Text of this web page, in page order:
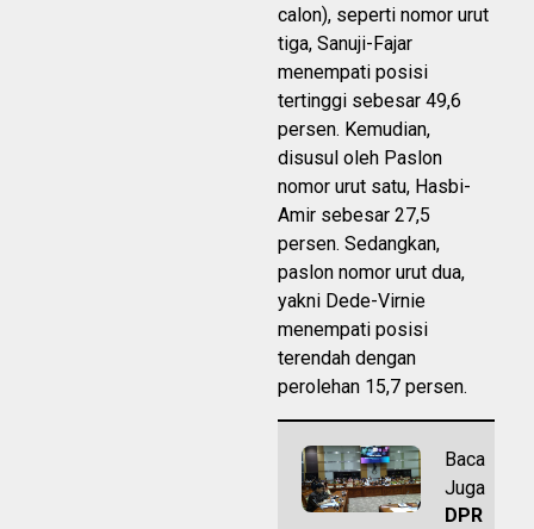
calon), seperti nomor urut
tiga, Sanuji-Fajar
menempati posisi
tertinggi sebesar 49,6
persen. Kemudian,
disusul oleh Paslon
nomor urut satu, Hasbi-
Amir sebesar 27,5
persen. Sedangkan,
paslon nomor urut dua,
yakni Dede-Virnie
menempati posisi
terendah dengan
perolehan 15,7 persen.
Baca
Juga
DPR